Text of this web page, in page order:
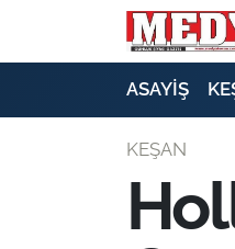
ASAYİŞ
KEŞAN
E-GAZETE